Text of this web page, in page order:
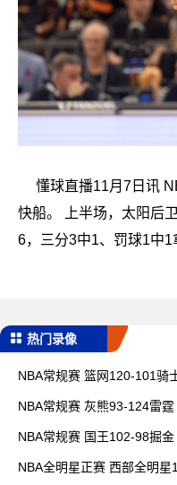
懂球直播11月7日讯
快船。 上半场，太阳后
6，三分3中1、罚球1中1
热门录像
NBA常规赛 篮网120-101骑
NBA常规赛 灰熊93-124雷
NBA常规赛 国王102-98掘金
NBA全明星正赛 西部全明